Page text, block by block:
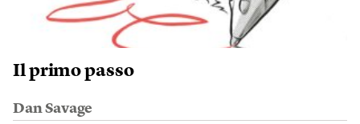
Il primo passo
Dan Savage